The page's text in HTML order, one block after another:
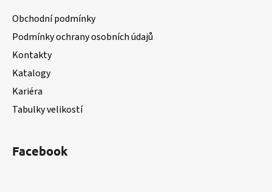
Obchodní podmínky
Podmínky ochrany osobních údajů
Kontakty
Katalogy
Kariéra
Tabulky velikostí
Facebook